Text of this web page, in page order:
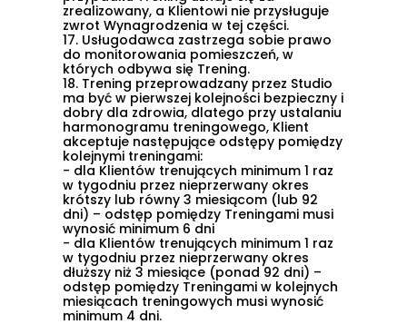
zrealizowany, a Klientowi nie przysługuje
zwrot Wynagrodzenia w tej części.
17. Usługodawca zastrzega sobie prawo
do monitorowania pomieszczeń, w
których odbywa się Trening.
18. Trening przeprowadzany przez Studio
ma być w pierwszej kolejności bezpieczny i
dobry dla zdrowia, dlatego przy ustalaniu
harmonogramu treningowego, Klient
akceptuje następujące odstępy pomiędzy
kolejnymi treningami:
- dla Klientów trenujących minimum 1 raz
w tygodniu przez nieprzerwany okres
krótszy lub równy 3 miesiącom (lub 92
dni) – odstęp pomiędzy Treningami musi
wynosić minimum 6 dni
- dla Klientów trenujących minimum 1 raz
w tygodniu przez nieprzerwany okres
dłuższy niż 3 miesiące (ponad 92 dni) –
odstęp pomiędzy Treningami w kolejnych
miesiącach treningowych musi wynosić
minimum 4 dni.